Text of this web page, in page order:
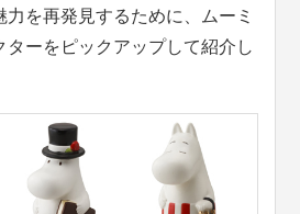
力を再発見するために、ムーミ
ターをピックアップして紹介し